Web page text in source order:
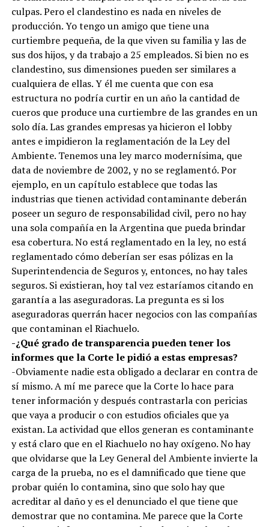
culpas. Pero el clandestino es nada en niveles de
producción. Yo tengo un amigo que tiene una
curtiembre pequeña, de la que viven su familia y las de
sus dos hijos, y da trabajo a 25 empleados. Si bien no es
clandestino, sus dimensiones pueden ser similares a
cualquiera de ellas. Y él me cuenta que con esa
estructura no podría curtir en un año la cantidad de
cueros que produce una curtiembre de las grandes en un
solo día. Las grandes empresas ya hicieron el lobby
antes e impidieron la reglamentación de la Ley del
Ambiente. Tenemos una ley marco modernísima, que
data de noviembre de 2002, y no se reglamentó. Por
ejemplo, en un capítulo establece que todas las
industrias que tienen actividad contaminante deberán
poseer un seguro de responsabilidad civil, pero no hay
una sola compañía en la Argentina que pueda brindar
esa cobertura. No está reglamentado en la ley, no está
reglamentado cómo deberían ser esas pólizas en la
Superintendencia de Seguros y, entonces, no hay tales
seguros. Si existieran, hoy tal vez estaríamos citando en
garantía a las aseguradoras. La pregunta es si los
aseguradoras querrán hacer negocios con las compañías
que contaminan el Riachuelo.
-¿Qué grado de transparencia pueden tener los
informes que la Corte le pidió a estas empresas?
-Obviamente nadie esta obligado a declarar en contra de
sí mismo. A mí me parece que la Corte lo hace para
tener información y después contrastarla con pericias
que vaya a producir o con estudios oficiales que ya
existan. La actividad que ellos generan es contaminante
y está claro que en el Riachuelo no hay oxígeno. No hay
que olvidarse que la Ley General del Ambiente invierte la
carga de la prueba, no es el damnificado que tiene que
probar quién lo contamina, sino que solo hay que
acreditar al daño y es el denunciado el que tiene que
demostrar que no contamina. Me parece que la Corte